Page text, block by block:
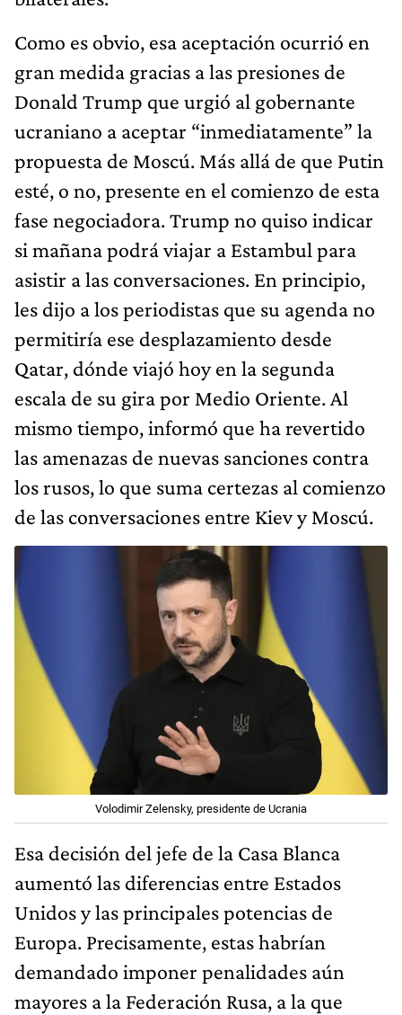
Como es obvio, esa aceptación ocurrió en
gran medida gracias a las presiones de
Donald Trump que urgió al gobernante
ucraniano a aceptar “inmediatamente” la
propuesta de Moscú. Más allá de que Putin
esté, o no, presente en el comienzo de esta
fase negociadora. Trump no quiso indicar
si mañana podrá viajar a Estambul para
asistir a las conversaciones. En principio,
les dijo a los periodistas que su agenda no
permitiría ese desplazamiento desde
Qatar, dónde viajó hoy en la segunda
escala de su gira por Medio Oriente. Al
mismo tiempo, informó que ha revertido
las amenazas de nuevas sanciones contra
los rusos, lo que suma certezas al comienzo
de las conversaciones entre Kiev y Moscú.
Volodimir Zelensky, presidente de Ucrania
Esa decisión del jefe de la Casa Blanca
aumentó las diferencias entre Estados
Unidos y las principales potencias de
Europa. Precisamente, estas habrían
demandado imponer penalidades aún
mayores a la Federación Rusa, a la que